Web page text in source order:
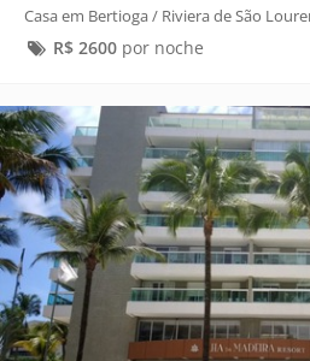
Casa em Bertioga / Riviera de São
R$ 2600por noche